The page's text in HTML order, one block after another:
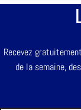
Recevez
de la semaine,